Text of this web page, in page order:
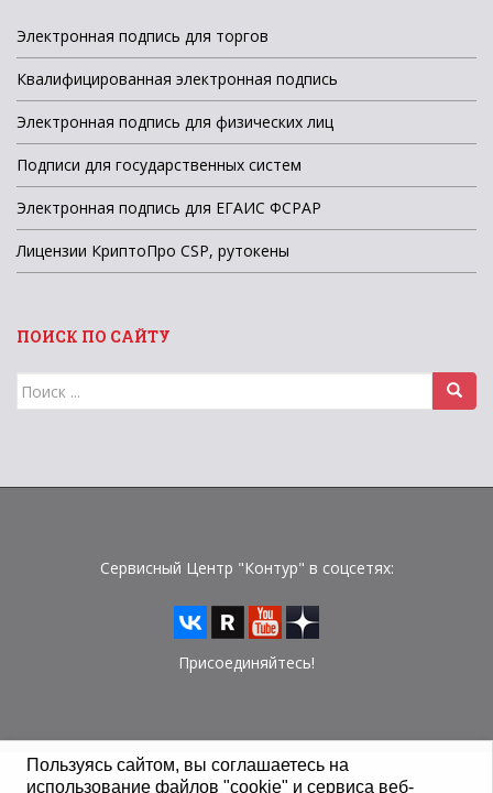
Электронная подпись для торгов
Квалифицированная электронная подпись
Электронная подпись для физических лиц
Подписи для государственных систем
Электронная подпись для ЕГАИС ФСРАР
Лицензии КриптоПро CSP, рутокены
ПОИСК ПО САЙТУ
Поиск
для:
Сервисный Центр "Контур" в соцсетях:
Присоединяйтесь!
Пользуясь сайтом, вы соглашаетесь на
использование файлов "cookie" и сервиса веб-